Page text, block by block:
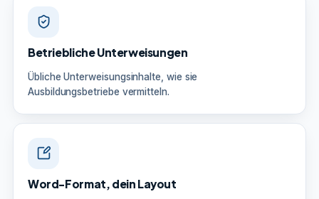
Betriebliche Unterweisungen
Übliche Unterweisungsinhalte, wie sie
Ausbildungsbetriebe vermitteln.
Word-Format, dein Layout